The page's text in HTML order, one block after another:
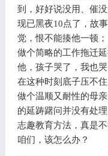
到，好好说没用、催
现已黑夜10点了，故
觉，恨不能揍他一顿；
做个简略的工作拖迁
他，孩子哭了，我也
在这种时刻底子压不
做个温顺又耐性的母
的延踌躇问并没有处理
志趣教育方法，真是
咱们，该怎么办？